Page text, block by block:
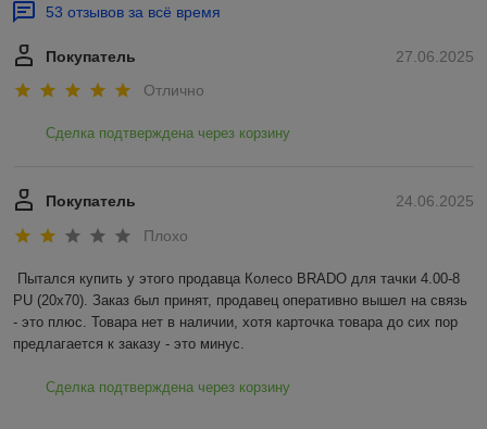
53 отзывов за всё время
27.06.2025
Покупатель
Отлично
Сделка подтверждена через корзину
24.06.2025
Покупатель
Плохо
Пытался купить у этого продавца Колесо BRADO для тачки 4.00-8
PU (20x70). Заказ был принят, продавец оперативно вышел на связь
- это плюс. Товара нет в наличии, хотя карточка товара до сих пор
предлагается к заказу - это минус.
Сделка подтверждена через корзину